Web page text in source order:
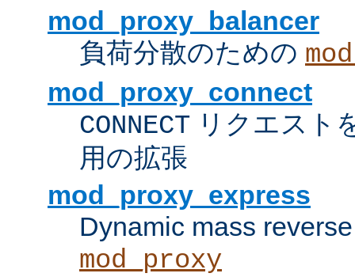
mod_proxy_balancer
負荷分散のための
mod_proxy_connect
CONNECT リクエスト
用の拡張
mod_proxy_express
Dynamic mass
mod_proxy